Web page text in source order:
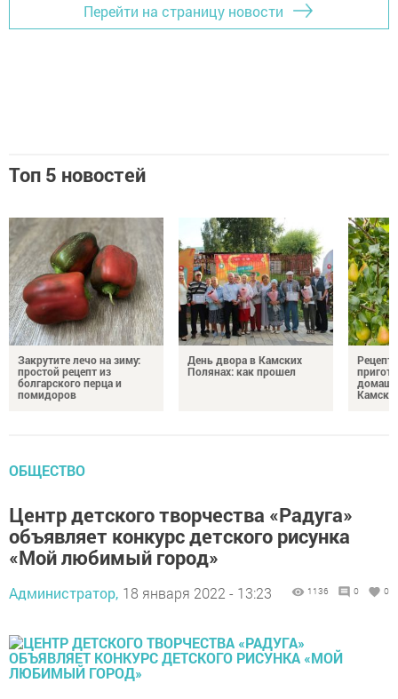
Перейти на страницу новости
Топ 5 новостей
Закрутите лечо на зиму:
простой рецепт из
болгарского перца и
помидоров
День двора в Камских
Полянах: как прошел
ОБЩЕСТВО
Центр детского творчества «Радуга»
объявляет конкурс детского рисунка
«Мой любимый город»
Администратор, 18 января 2022 - 13:23 1136 0 0